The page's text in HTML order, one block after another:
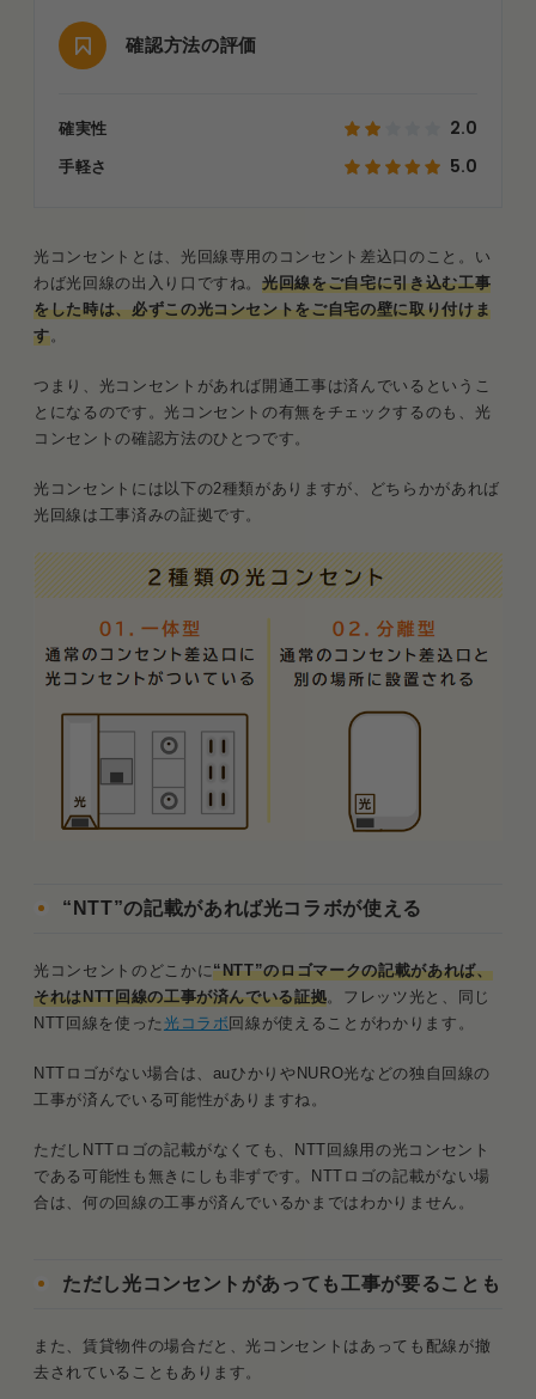
確認方法の評価
確実性 2.0
手軽さ 5.0
光コンセントとは、光回線専用のコンセント差込口のこと。い
わば光回線の出入り口ですね。光回線をご自宅に引き込む工事
をした時は、必ずこの光コンセントをご自宅の壁に取り付けま
す。
つまり、光コンセントがあれば開通工事は済んでいるというこ
とになるのです。光コンセントの有無をチェックするのも、光
コンセントの確認方法のひとつです。
光コンセントには以下の2種類がありますが、どちらかがあれば
光回線は工事済みの証拠です。
“NTT”の記載があれば光コラボが使える
光コンセントのどこかに“NTT”のロゴマークの記載があれば、
それはNTT回線の工事が済んでいる証拠。フレッツ光と、同じ
NTT回線を使った 光コラボ 回線が使えることがわかります。
NTTロゴがない場合は、auひかりやNURO光などの独自回線の
工事が済んでいる可能性がありますね。
ただしNTTロゴの記載がなくても、NTT回線用の光コンセント
である可能性も無きにしも非ずです。NTTロゴの記載がない場
合は、何の回線の工事が済んでいるかまではわかりません。
ただし光コンセントがあっても工事が要ることも
また、賃貸物件の場合だと、光コンセントはあっても配線が撤
去されていることもあります。